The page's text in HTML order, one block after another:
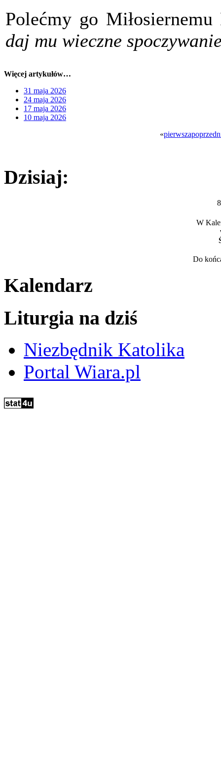
Polećmy go
daj mu wieczne
Więcej artykułów…
31 maja 2026
24 maja 2026
17 maja 2026
10 maja 2026
«pierwsza
Dzisiaj:
W
Do
Kalendarz
Liturgia na dziś
Niezbędnik Katolika
Portal Wiara.pl